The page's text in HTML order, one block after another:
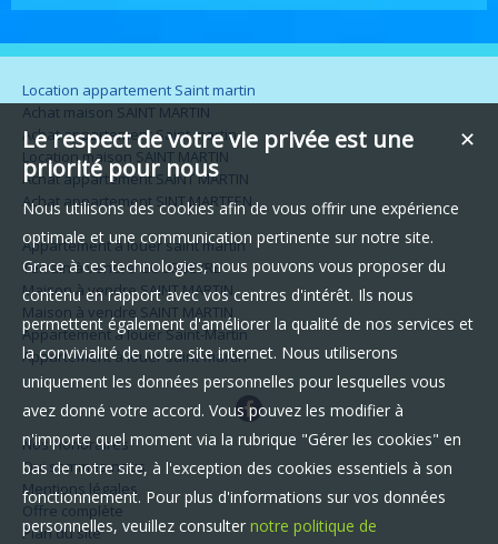
euros + 200 euro...
Location appartement Saint martin
Achat maison SAINT MARTIN
Achat appartement Saint martin
Location maison SAINT MARTIN
Achat appartement SAINT MARTIN
Achat appartement SINT MARTEEN
Appartement à louer saint martin
Terrain à vendre GOURBEYRE
Maison à vendre SAINT MARTIN
Maison à vendre SAINT MARTIN
Appartement à louer Saint-Martin
Appartement à louer saint-martin-
Nos Honoraires
Qui sommes-nous
Mentions légales
Offre complète
Plan du site
✕
Le respect de votre vie privée est une
priorité pour nous
Nous utilisons des cookies afin de vous offrir une expérience
optimale et une communication pertinente sur notre site.
Grace à ces technologies, nous pouvons vous proposer du
contenu en rapport avec vos centres d'intérêt. Ils nous
permettent également d'améliorer la qualité de nos services et
la convivialité de notre site internet. Nous utiliserons
uniquement les données personnelles pour lesquelles vous
avez donné votre accord. Vous pouvez les modifier à
n'importe quel moment via la rubrique "Gérer les cookies" en
bas de notre site, à l'exception des cookies essentiels à son
fonctionnement. Pour plus d'informations sur vos données
personnelles, veuillez consulter notre politique de